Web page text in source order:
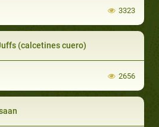
3323
(calcetines cuero)
2656